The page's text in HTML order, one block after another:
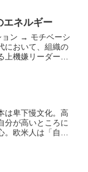
...
エネルギー
ン → モチベーシ
において、組織の
上機嫌リーダーの
は卑下慢文化。高
分が高いところに
。欧米人は「自分